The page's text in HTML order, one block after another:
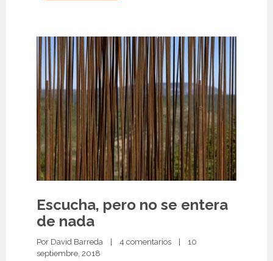
Escucha, pero no se entera
de nada
Por David Barreda 4 comentarios
10
septiembre, 2018